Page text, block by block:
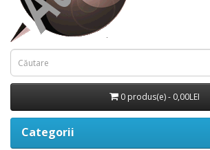
0 produs(e) - 0,00LEI
Categorii